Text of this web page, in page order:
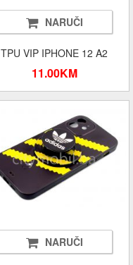
NARUČI
TPU VIP IPHONE 12 A2
11.00KM
NARUČI